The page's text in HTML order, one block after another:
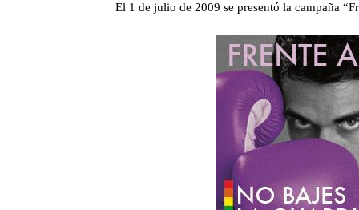
El 1 de julio de 2009 se presentó la campaña